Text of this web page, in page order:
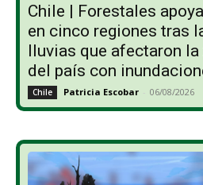
Chile | Forestales
en cinco regiones tras
lluvias que afectaron
del país con
Chile Patricia Escobar - 06/08/2026